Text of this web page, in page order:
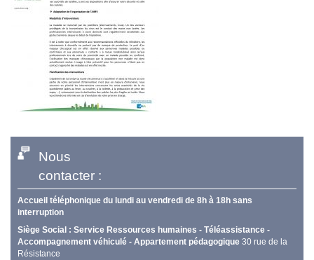
Nous
contacter :
Accueil téléphonique du lundi au vendredi de 8h à 18h sans
interruption
Siège Social : Service Ressources humaines - Téléassistance -
Accompagnement véhiculé - Appartement pédagogique 30 rue de la
Résistance